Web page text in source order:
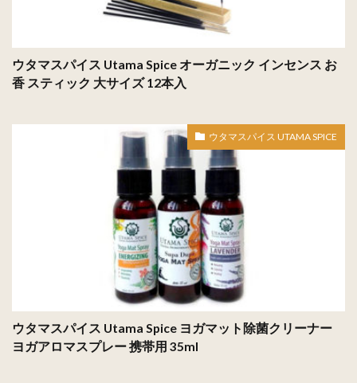
ウタマスパイス Utama Spice オーガニック インセンス お
香 スティック 大サイズ 12本入
ウタマスパイス UTAMA SPICE
ウタマスパイス Utama Spice ヨガマット除菌クリーナー
ヨガアロマスプレー 携帯用 35ml